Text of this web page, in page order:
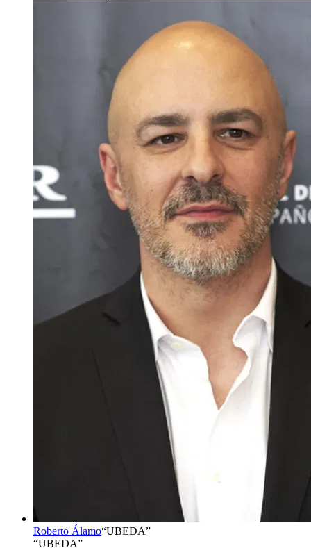
Roberto Álamo“UBEDA”
“UBEDA”